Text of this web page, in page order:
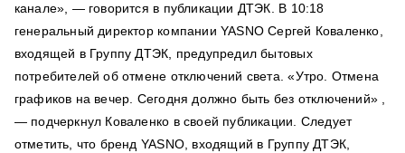
канале», — говорится в публикации ДТЭК. В 10:18
генеральный директор компании YASNO Сергей Коваленко,
входящей в Группу ДТЭК, предупредил бытовых
потребителей об отмене отключений света. «Утро. Отмена
графиков на вечер. Сегодня должно быть без отключений» ,
— подчеркнул Коваленко в своей публикации. Следует
отметить, что бренд YASNO, входящий в Группу ДТЭК,